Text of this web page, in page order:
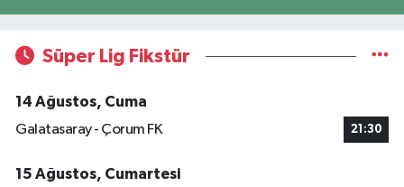
Süper Lig Fikstür
14 Ağustos, Cuma
Galatasaray - Çorum FK
21:30
15 Ağustos, Cumartesi